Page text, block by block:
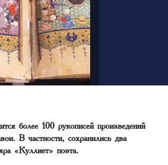
более 100 рукописей произведений
В частности, сохранились два
«Куллиет» поэта.‌‌